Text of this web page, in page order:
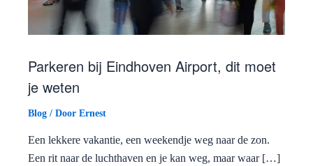
Parkeren bij Eindhoven Airport, dit moet
je weten
Blog / Door Ernest
Een lekkere vakantie, een weekendje weg naar de zon.
Een rit naar de luchthaven en je kan weg, maar waar […]